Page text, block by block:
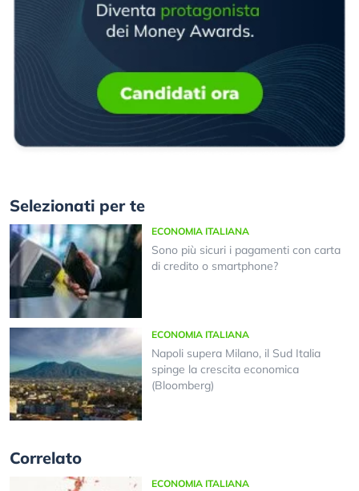
Selezionati per te
ECONOMIA ITALIANA
Sono più sicuri i pagamenti con carta
di credito o smartphone?
ECONOMIA ITALIANA
Napoli supera Milano, il Sud Italia
spinge la crescita economica
(Bloomberg)
Correlato
ECONOMIA ITALIANA